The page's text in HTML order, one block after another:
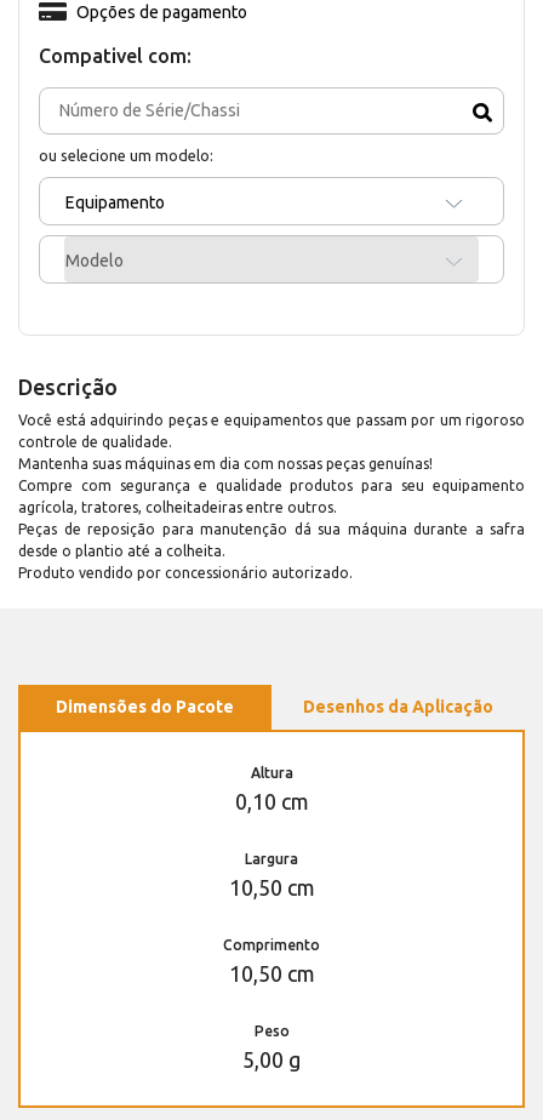
Compativel com:
ou selecione um modelo:
Equipamento
Modelo
Opções de pagamento
Descrição
Você está adquirindo peças e equipamentos que passam por um rigoroso
controle de qualidade.
Mantenha suas máquinas em dia com nossas peças genuínas!
Compre com segurança e qualidade produtos para seu equipamento
agrícola, tratores, colheitadeiras entre outros.
Peças de reposição para manutenção dá sua máquina durante a safra
desde o plantio até a colheita.
Produto vendido por concessionário autorizado.
Dimensões do Pacote Desenhos da Aplicação
Altura
0,10 cm
Largura
10,50 cm
Comprimento
10,50 cm
Peso
5,00 g